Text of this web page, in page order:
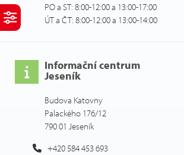
PO a ST: 8:00-12:00 a 13:00-17:00
ÚT a ČT: 8:00-12:00 a 13:00-14:00
Informační centrum
Jeseník
Budova Katovny
Palackého 176/12
790 01 Jeseník
+420 584 453 693